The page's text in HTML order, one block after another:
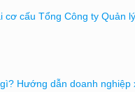
cơ cấu Tổng Công ty Quản
Hướng dẫn doanh nghiệp